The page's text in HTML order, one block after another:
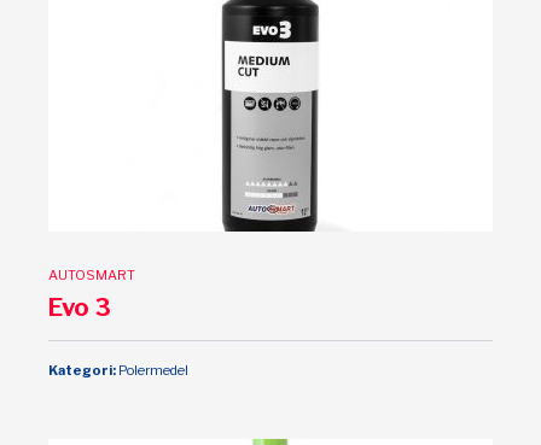
AUTOSMART
Evo 3
Kategori: Polermedel